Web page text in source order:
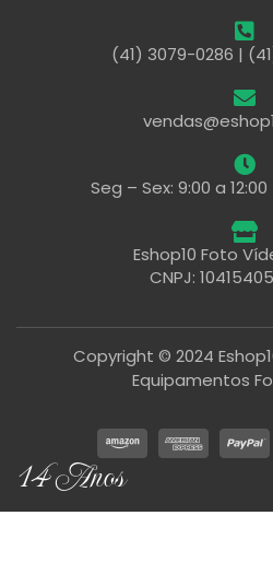
(41) 3079-0286 |
Seg – Sex: 9:00 a
Eshop10 Foto
CNPJ:
Copyright © 2024
Equipamentos
14 Anos